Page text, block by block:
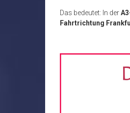
Das bedeutet: In der
Fahrtrichtung